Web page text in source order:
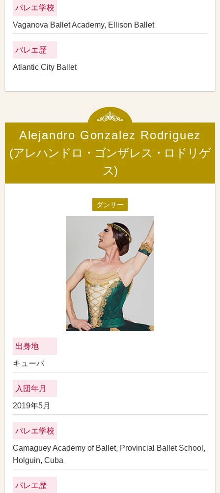
バレエ学校
Vaganova Ballet Academy, Ellison Ballet
バレエ歴
Atlantic City Ballet
Alejandro Gonzalez Rodriguez
(アレハンドロ・ゴンザレス・ロドリゲ
ス)
ダンサー
出身地
キューバ
入団年月
2019年5月
バレエ学校
Camaguey Academy of Ballet, Provincial Ballet School,
Holguin, Cuba
バレエ歴